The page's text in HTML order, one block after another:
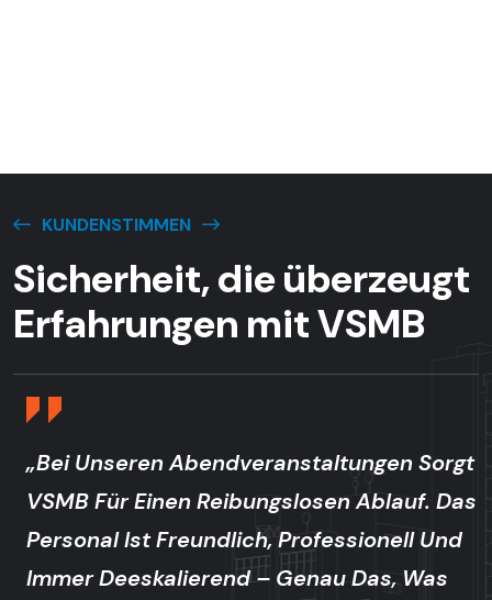
KUNDENSTIMMEN
SICHERHEIT,DIEÜBERZEUGT
ERFAHRUNGEN MITVSMB
„Bei Unseren Abendveranstaltungen Sorgt
VSMB Für Einen Reibungslosen Ablauf. Das
Personal Ist Freundlich, Professionell Und
Immer Deeskalierend – Genau Das, Was